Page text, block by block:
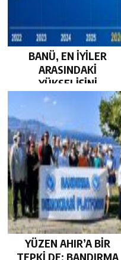
BANÜ, EN İYİLER
ARASINDAKİ
YÜKSELİŞİNİ
SÜRDÜRDÜ…
YÜZEN AHIR’A BİR
TEPKİ DE; BANDIRMA